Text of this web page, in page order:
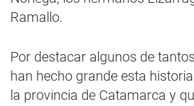
Ramallo.
Por destacar algunos de
han hecho grande esta
la provincia de Catamarca y